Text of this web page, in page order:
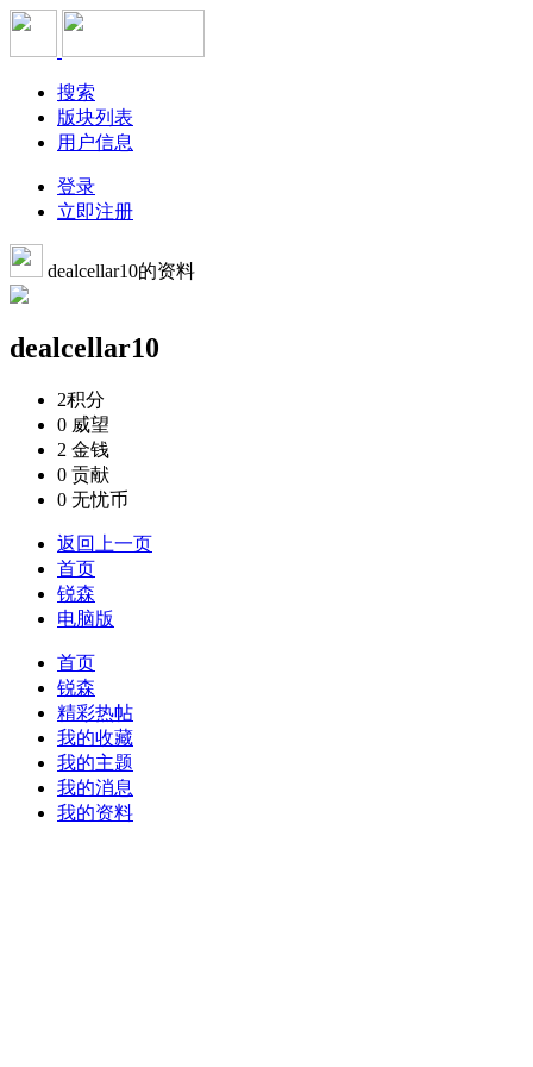
搜索
版块列表
用户信息
登录
立即注册
dealcellar10的资料
dealcellar10
2积分
0 威望
2 金钱
0 贡献
0 无忧币
返回上一页
首页
锐森
电脑版
首页
锐森
精彩热帖
我的收藏
我的主题
我的消息
我的资料